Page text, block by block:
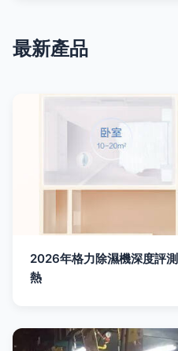
最新產品
2026年格力除濕機深度評
熱